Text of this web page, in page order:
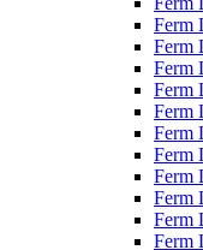
Ferm
Ferm
Ferm
Ferm
Ferm
Ferm
Ferm
Ferm
Ferm
Ferm
Ferm